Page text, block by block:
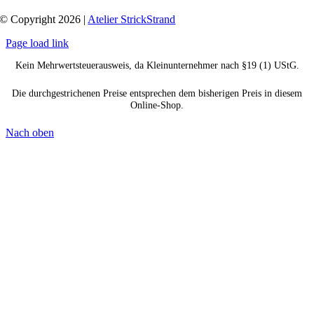
© Copyright 2026 | Atelier StrickStrand
Page load link
Kein Mehrwertsteuerausweis, da Kleinunternehmer nach §19 (1) UStG.
Die durchgestrichenen Preise entsprechen dem bisherigen Preis in diesem
Online-Shop.
Nach oben